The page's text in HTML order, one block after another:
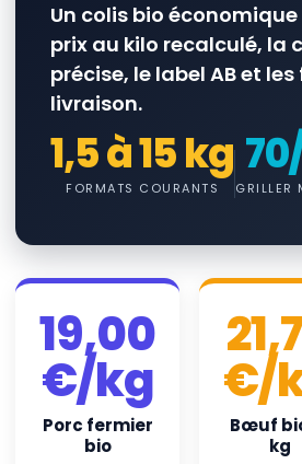
Un colis bio économique
prix au kilo recalculé, la
précise, le label AB et
livraison.
1,5 à 15 kg
FORMATS COURANTS GRILLER
19,00
€/kg
Porc fermier
bio
€/
Bœuf
kg